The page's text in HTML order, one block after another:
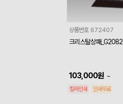
상품번호 672407
크리스탈상패_G2082
103,000원 ~
칼라인쇄 인쇄무료